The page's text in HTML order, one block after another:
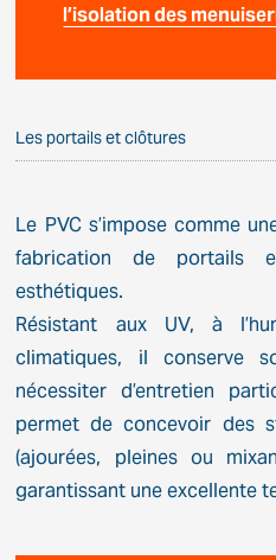
l’isolation des
Les portails et clôtures
Le PVC s’impose comme
fabrication de portails
esthétiques.
Résistant aux UV, à
climatiques, il conserve
nécessiter d’entretien
permet de concevoir des
(ajourées, pleines ou
garantissant une excellente